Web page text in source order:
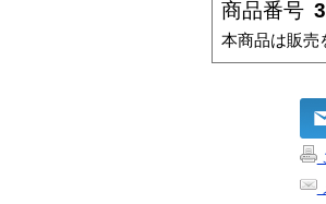
商品番号
本商品は販売